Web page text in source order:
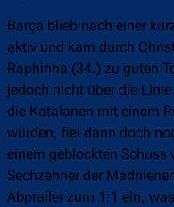
Barça blieb nach einer
aktiv und kam durch
Raphinha (34.) zu guten
jedoch nicht über die
die Katalanen mit einem
würden, fiel dann doch
einem geblockten Schuss
Sechzehner der
Abpraller zum 1:1 ein,